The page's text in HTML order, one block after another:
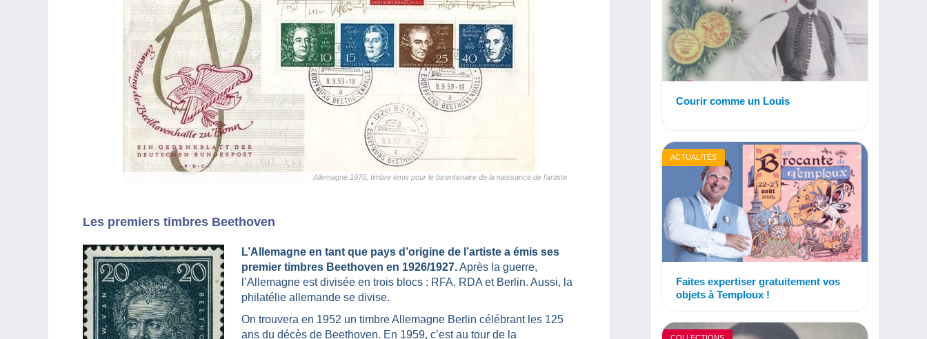
Allemagne 1970, timbre émis pour le bicentenaire de la naissance de l’artiste
Les premiers timbres Beethoven
L’Allemagne en tant que pays d’origine de l’artiste a émis ses
premier timbres Beethoven en 1926/1927.Après la guerre,
l’Allemagne est divisée en trois blocs : RFA, RDA et Berlin. Aussi, la
philatélie allemande se divise.
On trouvera en 1952 un timbre Allemagne Berlin célébrant les 125
ans du décès de Beethoven. En 1959, c’est au tour de la
Courir comme un Louis
ACTUALITÉS
Faites expertiser gratuitement vos
objets à Temploux !